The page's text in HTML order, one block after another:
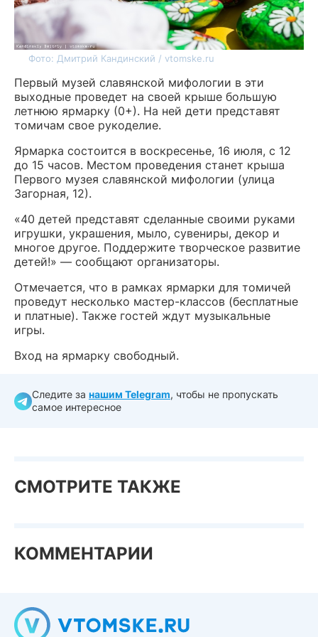
Фото: Дмитрий Кандинский / vtomske.ru
Первый музей славянской мифологии в эти
выходные проведет на своей крыше большую
летнюю ярмарку (0+). На ней дети представят
томичам свое рукоделие.
Ярмарка состоится в воскресенье, 16 июля, с 12
до 15 часов. Местом проведения станет крыша
Первого музея славянской мифологии (улица
Загорная, 12).
«40 детей представят сделанные своими руками
игрушки, украшения, мыло, сувениры, декор и
многое другое. Поддержите творческое развитие
детей!» — сообщают организаторы.
Отмечается, что в рамках ярмарки для томичей
проведут несколько мастер-классов (бесплатные
и платные). Также гостей ждут музыкальные
игры.
Вход на ярмарку свободный.
Следите за нашим Telegram, чтобы не пропускать
самое интересное
СМОТРИТЕ ТАКЖЕ
КОММЕНТАРИИ